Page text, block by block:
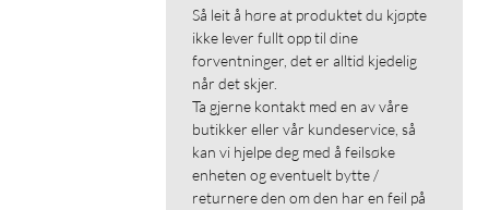
Så leit å høre at produktet du kjøpte
ikke lever fullt opp til dine
forventninger, det er alltid kjedelig
når det skjer.
Ta gjerne kontakt med en av våre
butikker eller vår kundeservice, så
kan vi hjelpe deg med å feilsøke
enheten og eventuelt bytte /
returnere den om den har en feil på